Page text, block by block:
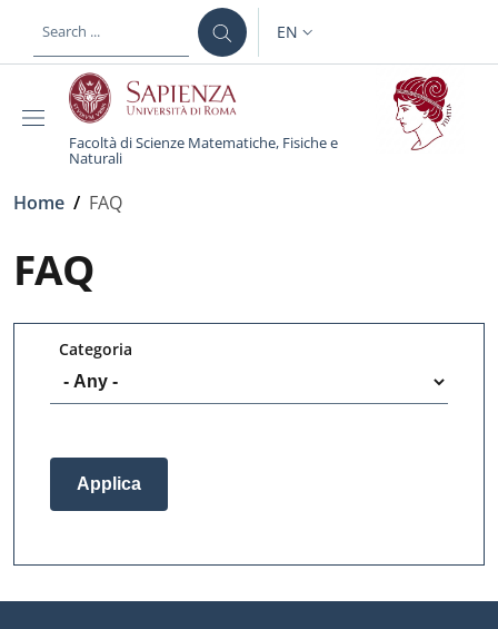
LANGUAGE SWITCHER:
EN
Facoltà di Scienze Matematiche, Fisiche e
Naturali
Breadcrumb
Home / FAQ
FAQ
Categoria